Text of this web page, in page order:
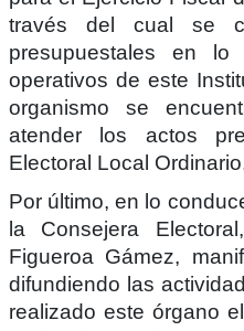
través del cual se
presupuestales en
operativos de este
organismo se
atender los actos
Electoral Local
Por último, en lo
la Consejera
Figueroa Gámez,
difundiendo las
realizado este órgano